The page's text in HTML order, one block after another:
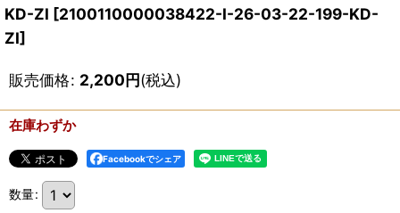
KD-ZI [2100110000038422-I-26-03-22-199-KD-
ZI]
販売価格: 2,200円(税込)
在庫わずか
Facebookでシェア
数量: